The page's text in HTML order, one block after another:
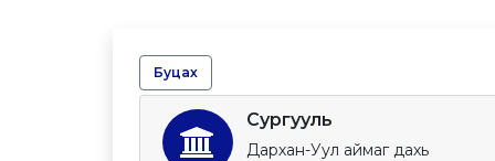
Буцах
Сургууль
Дархан-Уул аймаг дахь